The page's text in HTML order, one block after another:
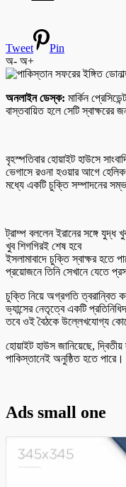
Tweet
Pin
অ- অ+
অনলাইন ডেস্ক: মার্কিন
বাস্তবায়িত হলে সেটি স্বাক্ষরের
বৃহস্পতিবার হোয়াইট হাউসে
ভেগাসে রওনা হওয়ার আগে
মধ্যে একটি চুক্তি সম্পাদনের
ট্রাম্প বললেন ইরানের সঙ্গে যুদ্ধ
খুব শিগগিরই শেষ হবে
ইসলামাবাদে চুক্তি স্বাক্ষর হতে
প্রয়োজনে তিনি সেখানে যেতে
চুক্তি নিয়ে অগ্রগতি ত্বরান্বিত
ভ্যান্সের নেতৃত্বে একটি
তবে ওই বৈঠকে উল্লেখযোগ্য
হোয়াইট হাউস জানিয়েছে,
পাকিস্তানেই অনুষ্ঠিত হতে পারে।
Ads small one